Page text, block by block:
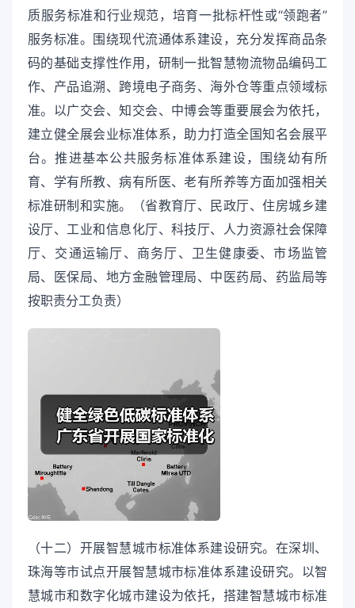
质服务标准和行业规范，培育一批标杆性或“领跑者”
服务标准。围绕现代流通体系建设，充分发挥商品条
码的基础支撑性作用，研制一批智慧物流物品编码工
作、产品追溯、跨境电子商务、海外仓等重点领域标
准。以广交会、知交会、中博会等重要展会为依托，
建立健全展会业标准体系，助力打造全国知名会展平
台。推进基本公共服务标准体系建设，围绕幼有所
育、学有所教、病有所医、老有所养等方面加强相关
标准研制和实施。（省教育厅、民政厅、住房城乡建
设厅、工业和信息化厅、科技厅、人力资源社会保障
厅、交通运输厅、商务厅、卫生健康委、市场监管
局、医保局、地方金融管理局、中医药局、药监局等
按职责分工负责）
（十二）开展智慧城市标准体系建设研究。在深圳、
珠海等市试点开展智慧城市标准体系建设研究。以智
慧城市和数字化城市建设为依托，搭建智慧城市标准